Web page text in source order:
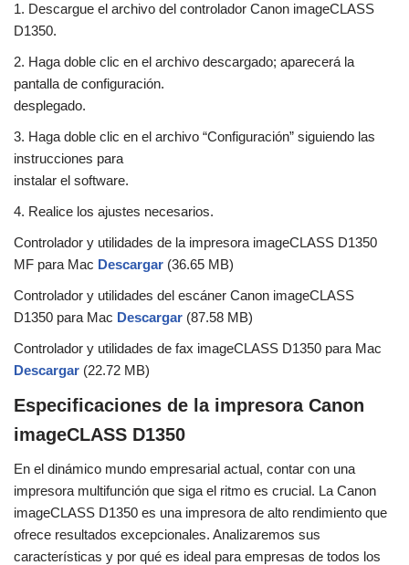
1. Descargue el archivo del controlador Canon imageCLASS
D1350.
2. Haga doble clic en el archivo descargado; aparecerá la
pantalla de configuración.
desplegado.
3. Haga doble clic en el archivo “Configuración” siguiendo las
instrucciones para
instalar el software.
4. Realice los ajustes necesarios.
Controlador y utilidades de la impresora imageCLASS D1350
MF para Mac Descargar (36.65 MB)
Controlador y utilidades del escáner Canon imageCLASS
D1350 para Mac Descargar (87.58 MB)
Controlador y utilidades de fax imageCLASS D1350 para Mac
Descargar (22.72 MB)
Especificaciones de la impresora Canon
imageCLASS D1350
En el dinámico mundo empresarial actual, contar con una
impresora multifunción que siga el ritmo es crucial. La Canon
imageCLASS D1350 es una impresora de alto rendimiento que
ofrece resultados excepcionales. Analizaremos sus
características y por qué es ideal para empresas de todos los